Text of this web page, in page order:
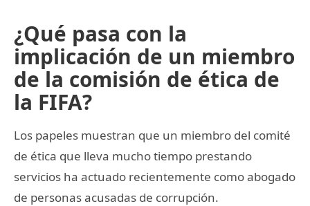
¿Qué pasa con la
implicación de un miembro
de la comisión de ética de
la FIFA?
Los papeles muestran que un miembro del comité
de ética que lleva mucho tiempo prestando
servicios ha actuado recientemente como abogado
de personas acusadas de corrupción.